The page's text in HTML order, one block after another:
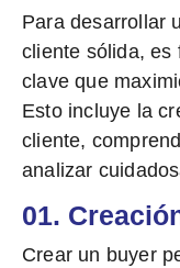
Para desarrollar
cliente sólida, es
clave que
Esto incluye la
cliente,
analizar
01.
Crear un buyer